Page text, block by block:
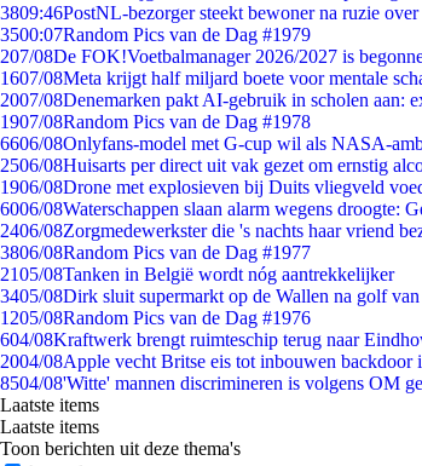
3809:46PostNL-bezorger steekt bewoner na ruzie
3500:07Random Pics van de Dag #1979
207/08De FOK!Voetbalmanager 2026/2027 is
1607/08Meta krijgt half miljard boete voor mentale
2007/08Denemarken pakt AI-gebruik in scholen aan:
1907/08Random Pics van de Dag #1978
6606/08Onlyfans-model met G-cup wil als NASA-
2506/08Huisarts per direct uit vak gezet om ernstig
1906/08Drone met explosieven bij Duits vliegveld
6006/08Waterschappen slaan alarm wegens droogte:
2406/08Zorgmedewerkster die 's nachts haar vriend
3806/08Random Pics van de Dag #1977
2105/08Tanken in België wordt nóg aantrekkelijker
3405/08Dirk sluit supermarkt op de Wallen na golf van
1205/08Random Pics van de Dag #1976
604/08Kraftwerk brengt ruimteschip terug naar
2004/08Apple vecht Britse eis tot inbouwen backdoor
8504/08'Witte' mannen discrimineren is volgens OM
Laatste items
Laatste items
Toon berichten uit deze thema's